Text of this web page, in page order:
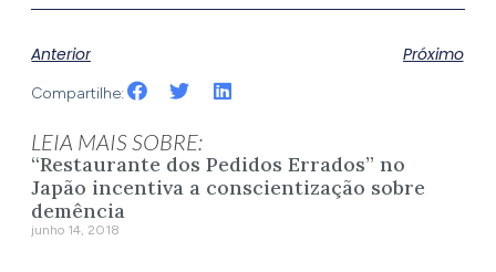
Anterior Próximo
Compartilhe:
LEIA MAIS SOBRE:
“Restaurante dos Pedidos Errados” no
Japão incentiva a conscientização sobre
demência
junho 14, 2018